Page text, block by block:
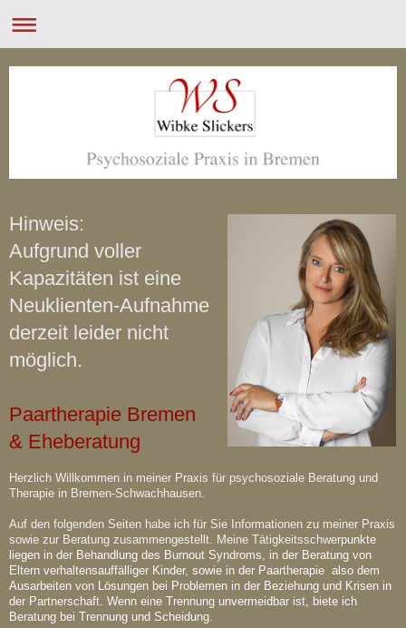
Hinweis:
Aufgrund voller
Kapazitäten ist eine
Neuklienten-Aufnahme
derzeit leider nicht
möglich.
Paartherapie Bremen
& Eheberatung
Herzlich Willkommen in meiner Praxis für psychosoziale Beratung und
Therapie in Bremen-Schwachhausen.
Auf den folgenden Seiten habe ich für Sie Informationen zu meiner Praxis
sowie zur Beratung zusammengestellt. Meine Tätigkeitsschwerpunkte
liegen in der Behandlung des Burnout Syndroms, in der Beratung von
Eltern verhaltensauffälliger Kinder, sowie in der Paartherapie also dem
Ausarbeiten von Lösungen bei Problemen in der Beziehung und Krisen in
der Partnerschaft. Wenn eine Trennung unvermeidbar ist, biete ich
Beratung bei Trennung und Scheidung.